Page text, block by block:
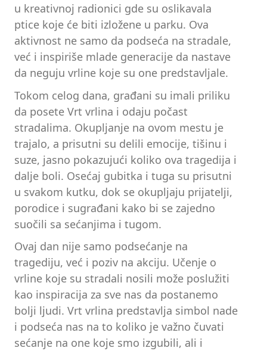
u kreativnoj radionici gde su oslikavala
ptice koje će biti izložene u parku. Ova
aktivnost ne samo da podseća na stradale,
već i inspiriše mlade generacije da nastave
da neguju vrline koje su one predstavljale.
Tokom celog dana, građani su imali priliku
da posete Vrt vrlina i odaju počast
stradalima. Okupljanje na ovom mestu je
trajalo, a prisutni su delili emocije, tišinu i
suze, jasno pokazujući koliko ova tragedija i
dalje boli. Osećaj gubitka i tuga su prisutni
u svakom kutku, dok se okupljaju prijatelji,
porodice i sugrađani kako bi se zajedno
suočili sa sećanjima i tugom.
Ovaj dan nije samo podsećanje na
tragediju, već i poziv na akciju. Učenje o
vrline koje su stradali nosili može poslužiti
kao inspiracija za sve nas da postanemo
bolji ljudi. Vrt vrlina predstavlja simbol nade
i podseća nas na to koliko je važno čuvati
sećanje na one koje smo izgubili, ali i